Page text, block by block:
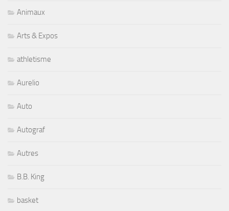
Animaux
Arts & Expos
athletisme
Aurelio
Auto
Autograf
Autres
B.B. King
basket